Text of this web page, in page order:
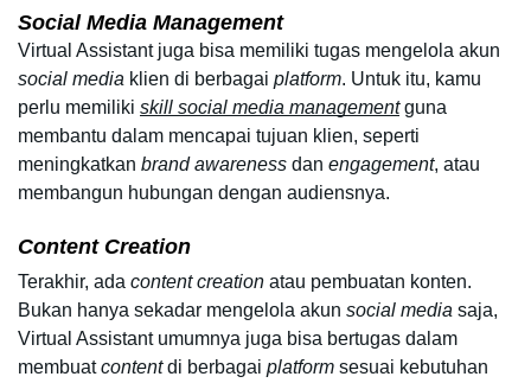
Social Media Management
social media klien di berbagai platform. Untuk itu, kamu
perlu memiliki skill social media management guna
membantu dalam mencapai tujuan klien, seperti
meningkatkan brand awareness dan engagement, atau
membangun hubungan dengan audiensnya.
Content Creation
Terakhir, ada content creation atau pembuatan konten.
Bukan hanya sekadar mengelola akun social media saja,
Virtual Assistant umumnya juga bisa bertugas dalam
membuat content di berbagai platform sesuai kebutuhan